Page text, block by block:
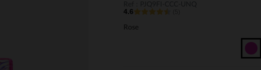
4.6
Rose